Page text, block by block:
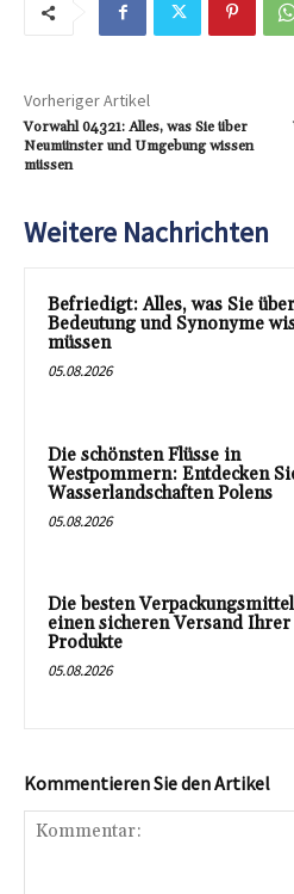
Vorheriger Artikel
Vorwahl 04321: Alles, was Sie über
Neumünster und Umgebung wissen
müssen
Weitere Nachrichten
Befriedigt: Alles, was Sie über
Bedeutung und Synonyme
müssen
05.08.2026
Die schönsten Flüsse in
Westpommern: Entdecken
Wasserlandschaften Polens
05.08.2026
Die besten
einen sicheren Versand Ihrer
Produkte
05.08.2026
Kommentieren Sie den Artikel